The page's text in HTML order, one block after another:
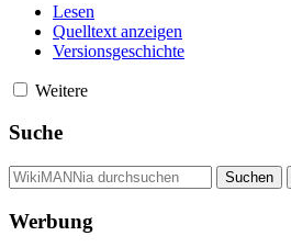
Lesen
Quelltext anzeigen
Versionsgeschichte
Weitere
Suche
Werbung